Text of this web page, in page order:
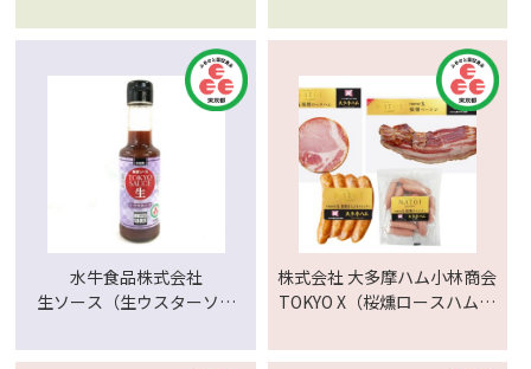
野菜ケーキ／江戸東京野菜ケ
ーキ（内藤とうがらし）／東
京サブレ／東京サブレ 東京
緑茶
水牛食品株式会社
生ソース（生ウスターソー
株式会社 大多摩ハム小林商会
TOKYO X（桜燻ロースハム・
ウインナー・桜燻ウインナ